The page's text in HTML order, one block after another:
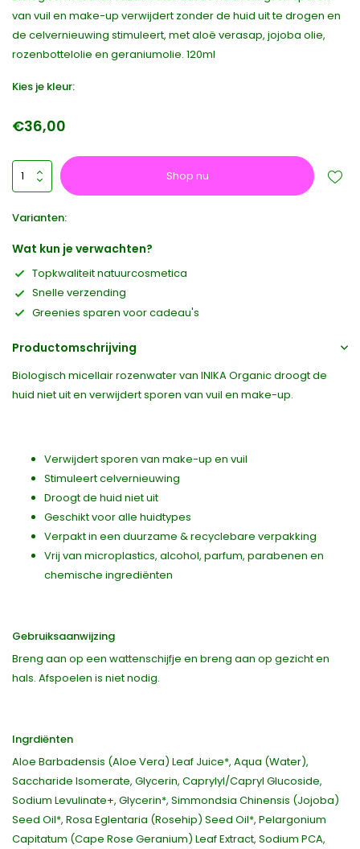
van vuil en make-up verwijdert zonder de huid uit te drogen en
de celvernieuwing stimuleert, met aloë verasap, jojoba olie,
rozenbottelolie en geraniumolie. 120ml
Kies je kleur:
€36,00
Shop nu
Varianten:
Wat kun je verwachten?
Topkwaliteit natuurcosmetica
Snelle verzending
Greenies sparen voor cadeau's
Productomschrijving
Biologisch micellair rozenwater van INIKA Organic droogt de
huid niet uit en verwijdert sporen van vuil en make-up.
Verwijdert sporen van make-up en vuil
Stimuleert celvernieuwing
Droogt de huid niet uit
Geschikt voor alle huidtypes
Verpakt in een duurzame & recyclebare verpakking
Vrij van microplastics, alcohol, parfum, parabenen en
chemische ingrediënten
Gebruiksaanwijzing
Breng aan op een wattenschijfje en breng aan op gezicht en
hals. Afspoelen is niet nodig.
Ingrdiënten
Aloe Barbadensis (Aloe Vera) Leaf Juice*, Aqua (Water),
Saccharide Isomerate, Glycerin, Caprylyl/Capryl Glucoside,
Sodium Levulinate+, Glycerin*, Simmondsia Chinensis (Jojoba)
Seed Oil*, Rosa Eglentaria (Rosehip) Seed Oil*, Pelargonium
Capitatum (Cape Rose Geranium) Leaf Extract, Sodium PCA,